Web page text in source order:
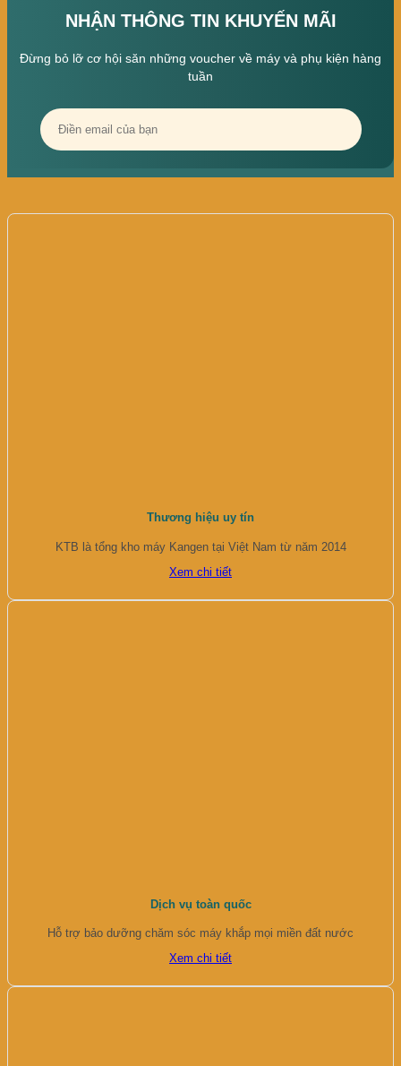
NHẬN THÔNG TIN KHUYẾN MÃI
Đừng bỏ lỡ cơ hội săn những voucher về máy và phụ kiện hàng
tuần
Thương hiệu uy tín
KTB là tổng kho máy Kangen tại Việt Nam từ năm 2014
Xem chi tiết
Dịch vụ toàn quốc
Hỗ trợ bảo dưỡng chăm sóc máy khắp mọi miền đất nước
Xem chi tiết